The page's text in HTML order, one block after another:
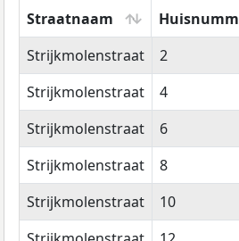
Straatnaam
Straatnaam
Strijkmolenstraat 2
Strijkmolenstraat
4
Strijkmolenstraat
6
Strijkmolenstraat
8
Strijkmolenstraat
10